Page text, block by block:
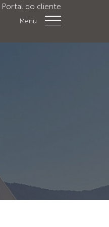
Portal do cliente
Menu